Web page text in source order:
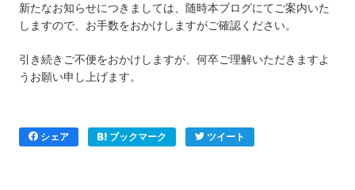
新たなお知らせにつきましては、随時本ブログにてご案内いた
しますので、お手数をおかけしますがご確認ください。
引き続きご不便をおかけしますが、何卒ご理解いただきますよ
うお願い申し上げます。
シェア ブックマーク ツイート